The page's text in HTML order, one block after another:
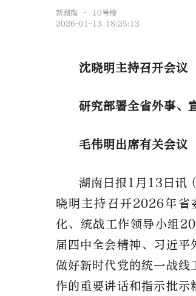
新湖南 • 10号楼
2026-01-13 18:25:13
沈晓明主持召开会议
研究部署全省外事、
毛伟明出席有关会议
湖南日报 1月13日讯
晓明主持召开2026年省
化、统战工作领导小组
届四中全会精神、习近
做好新时代党的统一战线
作的重要讲话和指示批